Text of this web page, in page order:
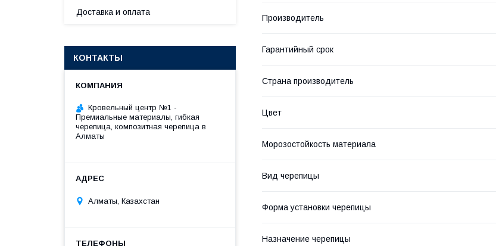
Производитель
Гарантийный срок
Страна производитель
Цвет
Морозостойкость материала
Вид черепицы
Форма установки черепицы
Назначение черепицы
Доставка и оплата
КОНТАКТЫ
Кровельный центр №1 -
Премиальные материалы, гибкая
черепица, композитная черепица в
Алматы
Алматы, Казахстан